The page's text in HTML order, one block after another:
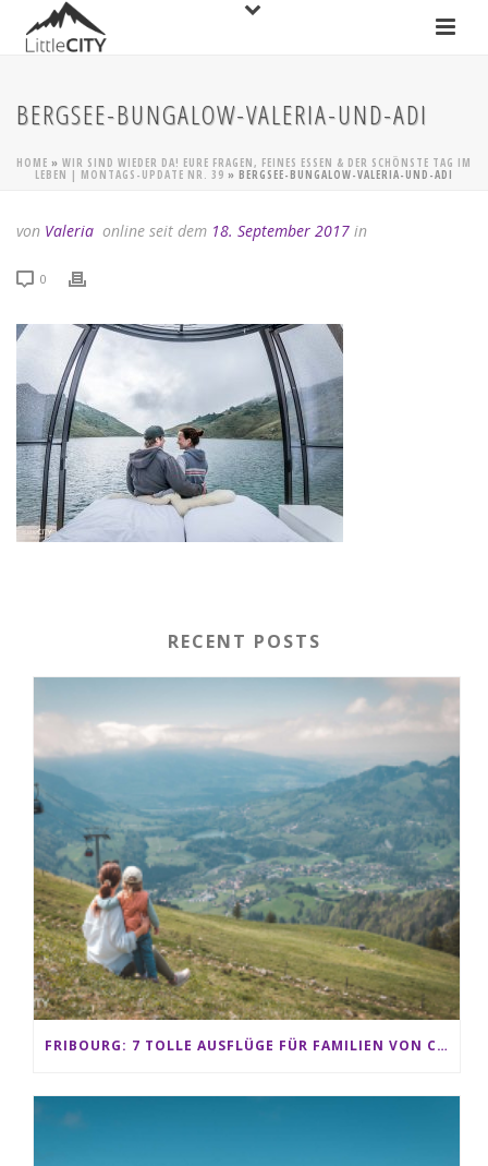
BERGSEE-BUNGALOW-VALERIA-UND-ADI
HOME » WIR SIND WIEDER DA! EURE FRAGEN, FEINES ESSEN & DER SCHÖNSTE TAG IM
LEBEN | MONTAGS-UPDATE NR. 39 » BERGSEE-BUNGALOW-VALERIA-UND-ADI
von Valeria online seit dem 18. September 2017 in
0
RECENT POSTS
FRIBOURG: 7 TOLLE AUSFLÜGE FÜR FAMILIEN VON CHARMEY BIS LES PACCOTS